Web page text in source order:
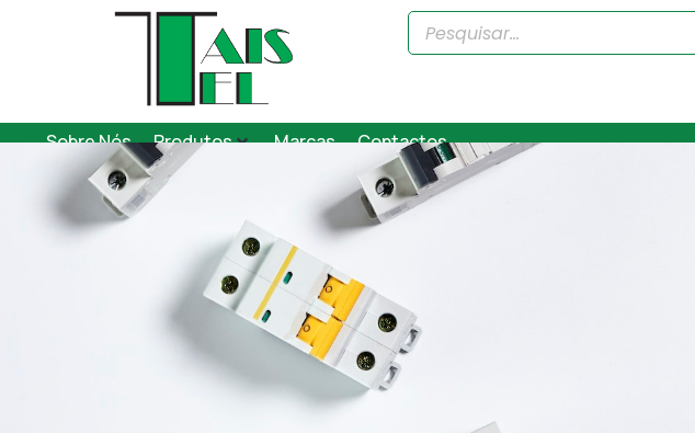
Sobre Nós Produtos Marcas Contactos